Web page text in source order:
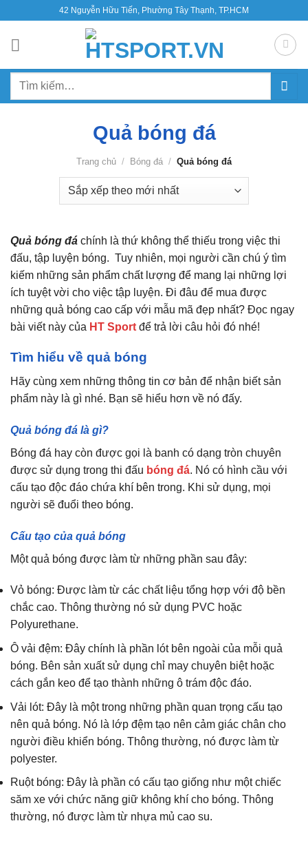
nội
42 Nguyễn Hữu Tiến, Phường Tây Thạnh, TP.HCM
Tìm
Quả bóng đá
Trang chủ / Bóng đá / Quả bóng đá
Quả bóng đá chính là thứ không thể thiếu trong việc thi
đấu, tập luyện bóng. Tuy nhiên, mọi người cần chú ý tìm
kiếm những sản phẩm chất lượng để mang lại những lợi
ích tuyệt vời cho việc tập luyện. Đi đâu để mua được
những quả bóng cao cấp với mẫu mã đẹp nhất? Đọc ngay
bài viết này của HT Sport để trả lời câu hỏi đó nhé!
Tìm hiểu về quả bóng
Hãy cùng xem những thông tin cơ bản để nhận biết sản
phẩm này là gì nhé. Bạn sẽ hiểu hơn về nó đấy.
Quả bóng đá là gì?
Bóng đá hay còn được gọi là banh có dạng tròn chuyên
được sử dụng trong thi đấu bóng đá. Nó có hình cầu với
cấu tạo độc đáo chứa khí bên trong. Khi sử dụng, mọi
người sẽ đuổi theo bóng.
Cấu tạo của quả bóng
Một quả bóng được làm từ những phần sau đây:
Vỏ bóng: Được làm từ các chất liệu tổng hợp với độ bền
chắc cao. Thông thường nó sử dụng PVC hoặc
Polyurethane.
Ô vải đệm: Đây chính là phần lót bên ngoài của mỗi quả
bóng. Bên sản xuất sử dụng chỉ may chuyên biệt hoặc
cách gắn keo để tạo thành những ô trám độc đáo.
Vải lót: Đây là một trong những phần quan trọng cấu tạo
nên quả bóng. Nó là lớp đệm tạo nên cảm giác chân cho
người điều khiển bóng. Thông thường, nó được làm từ
polyester.
Ruột bóng: Đây là phần có cấu tạo giống như một chiếc
săm xe với chức năng giữ không khí cho bóng. Thông
thường, nó được làm từ nhựa mủ cao su.